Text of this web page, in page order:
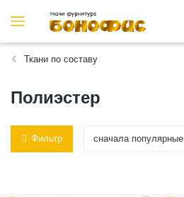
Ткани по составу
Полиэстер
Фильтр сначала популярные